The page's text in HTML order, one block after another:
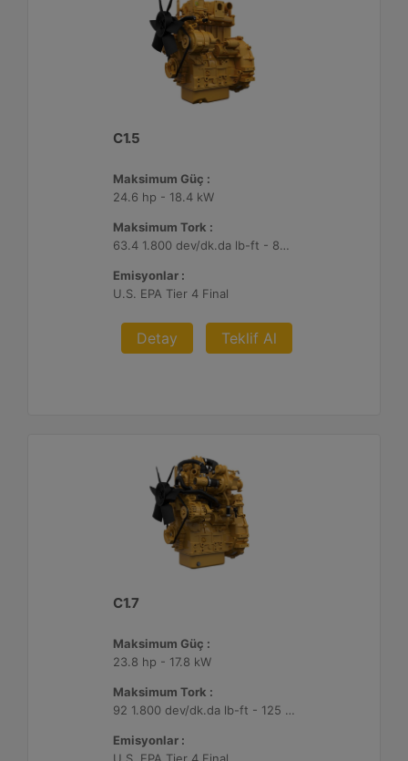
C1.5
Maksimum Güç :
24.6 hp - 18.4 kW
Maksimum Tork :
63.4 1.800 dev/dk.da lb-ft - 86 1.800 dev/dk.da Nm
Emisyonlar :
U.S. EPA Tier 4 Final
Detay Teklif Al
C1.7
Maksimum Güç :
23.8 hp - 17.8 kW
Maksimum Tork :
92 1.800 dev/dk.da lb-ft - 125 1.800 dev/dk.da Nm
Emisyonlar :